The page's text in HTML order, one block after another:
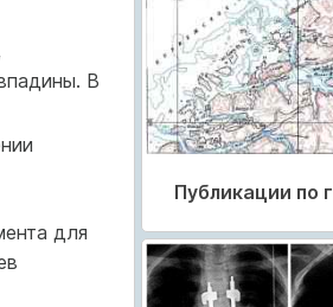
В
для
Публикации по